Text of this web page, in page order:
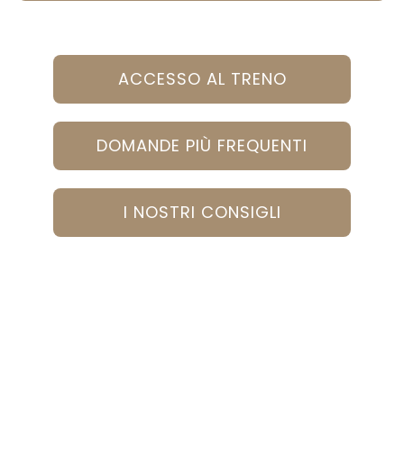
ACCESSO AL TRENO
DOMANDE PIÙ FREQUENTI
I NOSTRI CONSIGLI